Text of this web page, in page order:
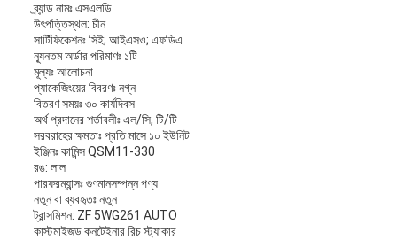
ব্র্যান্ড নামঃ এসএলডি
উৎপত্তিস্থল: চীন
সার্টিফিকেশনঃ সিই; আইএসও; এফডিএ
ন্যূনতম অর্ডার পরিমাণঃ ১টি
মূল্যঃ আলোচনা
প্যাকেজিংয়ের বিবরণঃ নগ্ন
বিতরণ সময়ঃ ৩০ কার্যদিবস
অর্থ প্রদানের শর্তাবলীঃ এল/সি, টি/টি
সরবরাহের ক্ষমতাঃ প্রতি মাসে ১০ ইউনিট
ইঞ্জিনঃ কামিন্স QSM11-330
রঙ: লাল
পারফরম্যান্সঃ গুণমানসম্পন্ন পণ্য
নতুন বা ব্যবহৃতঃ নতুন
ট্রান্সমিশন: ZF 5WG261 AUTO
কাস্টমাইজড কনটেইনার রিচ স্ট্যাকার